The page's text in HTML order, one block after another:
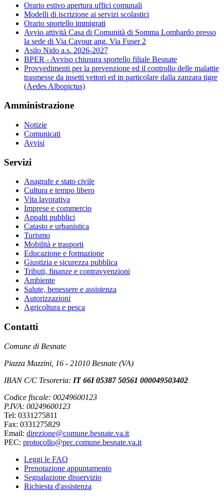
Orario estivo apertura uffici comunali
Modelli di iscrizione ai servizi scolastici
Orario sportello immigrati
Avvio attività Casa di Comunità di Somma Lombardo presso
la sede di Via Cavour ang. Via Fuser 2
Asilo Nido a.s. 2026-2027
BPER - Avviso chiusura sportello filiale Besnate
Provvedimenti per la prevenzione ed il controllo delle malattie
trasmesse da insetti vettori ed in particolare dalla zanzara tigre
(Aedes Albopictus)
Amministrazione
Notizie
Comunicati
Avvisi
Servizi
Anagrafe e stato civile
Cultura e tempo libero
Vita lavorativa
Imprese e commercio
Appalti pubblici
Catasto e urbanistica
Turismo
Mobilità e trasporti
Educazione e formazione
Giustizia e sicurezza pubblica
Tributi, finanze e contravvenzioni
Ambiente
Salute, benessere e assistenza
Autorizzazioni
Agricoltura e pesca
Contatti
Comune di Besnate
Piazza Mazzini, 16 - 21010 Besnate (VA)
IBAN C/C Tesoreria: IT 66I 05387 50561 000049503402
Codice fiscale: 00249600123
P.IVA: 00249600123
Tel: 0331275811
Fax: 0331275829
Email: direzione@comune.besnate.va.it
PEC: protocollo@pec.comune.besnate.va.it
Leggi le FAQ
Prenotazione appuntamento
Segnalazione disservizio
Richiesta d'assistenza